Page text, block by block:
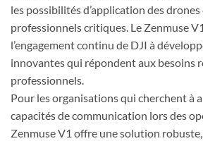
les possibilités d’application des
professionnels critiques. Le Zenmuse
l’engagement continu de DJI à
innovantes qui répondent aux besoins
professionnels.
Pour les organisations qui cherchent à
capacités de communication lors des
Zenmuse V1 offre une solution